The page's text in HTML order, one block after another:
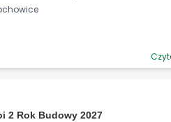
2 Rok Budowy 2027